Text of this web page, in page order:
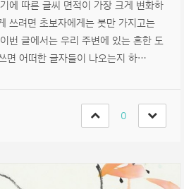
에 따른 글씨 면적이 가장 크게 변화하
쓰려면 초보자에게는 붓만 가지고는
번 글에서는 우리 주변에 있는 흔한 도
면 어떠한 글자들이 나오는지 하…
0